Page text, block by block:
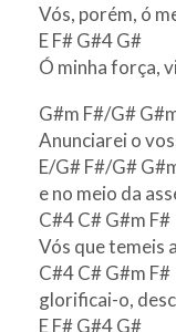
Vós, porém, ó
E F# G#4 G#
Ó minha força,
G#m F#/G#
Anunciarei o
E/G# F#/G#
e no meio da
C#4 C# G#m F#
Vós que temeis
C#4 C# G#m F#
glorificai-o,
E F# G#4 G#